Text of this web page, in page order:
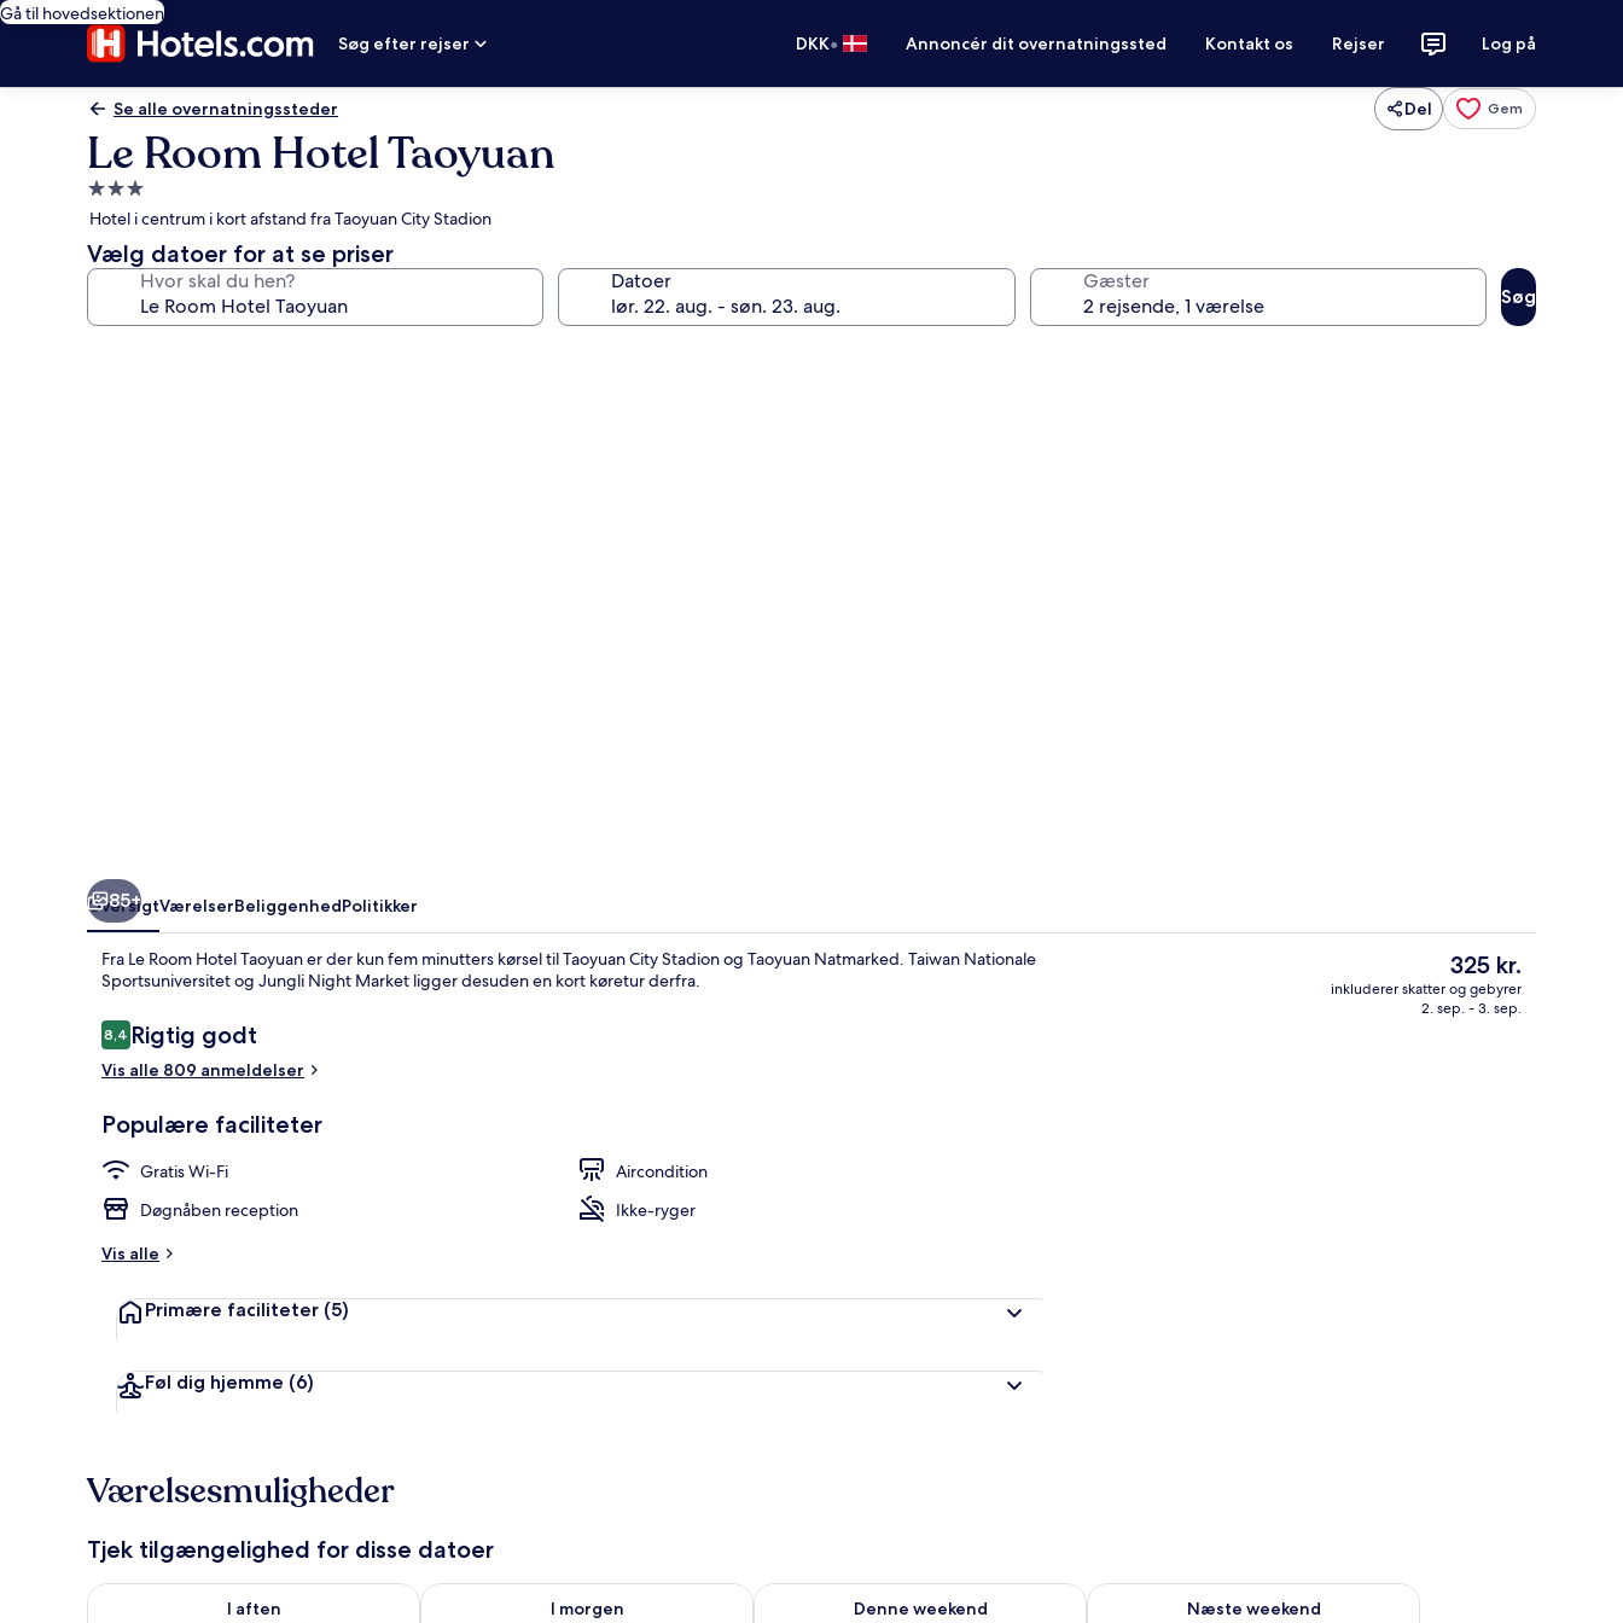
Gå til hovedsektionen
Søg efter rejser
DKK• Annoncér dit overnatningssted Kontakt os Rejser Log på
Se alle overnatningssteder Del Gem
Le Room Hotel Taoyuan
3.0-
stjernet
overnatningssted
Hotel i centrum i kort afstand fra Taoyuan City Stadion
Vælg datoer for at se priser
Hvor skal du hen? Datoer Gæster
Søg
Morgenmadsområde
85+
OversigtVærelserBeliggenhedPolitikker
Fra Le Room Hotel Taoyuan er der kun fem minutters kørsel til Taoyuan City Stadion og Taoyuan Natmarked. Taiwan Nationale
Sportsuniversitet og Jungli Night Market ligger desuden en kort køretur derfra.
Anmeldelser
8,48,4 ud af 10.
Rigtig godt
Vis alle 809 anmeldelser
Populære faciliteter
Gratis Wi-Fi
Aircondition
Døgnåben reception
Ikke-ryger
Vis alle
Primære faciliteter (5)
Føl dig hjemme (6)
Den
nuværende
pris
325 kr.
inkluderer skatter og gebyrer
2. sep. - 3. sep.
Værelsesmuligheder
Tjek tilgængelighed for disse datoer
I aften
Tjek tilgængelighed for i aften aug. 8 - aug. 9
I morgen
Tjek tilgængelighed for i morgen aug. 9 - aug. 10
Denne weekend
Tjek tilgængelighed for denne weekend aug. 14 - aug. 16
Næste weekend
Tjek tilgængelighed for næste weekend aug. 21 - aug. 23